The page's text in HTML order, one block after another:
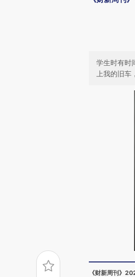
学生时有时
上我的旧
《财新周刊》